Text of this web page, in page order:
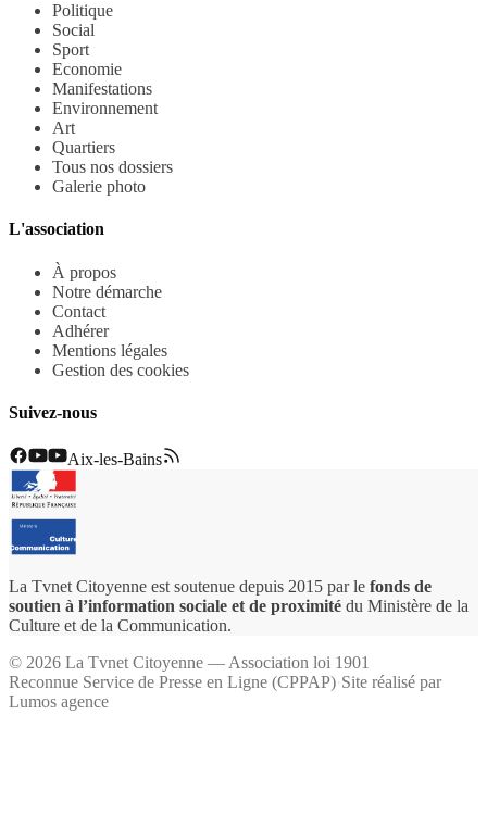
Politique
Social
Sport
Economie
Manifestations
Environnement
Art
Quartiers
Tous nos dossiers
Galerie photo
L'association
À propos
Notre démarche
Contact
Adhérer
Mentions légales
Gestion des cookies
Suivez-nous
Aix-les-Bains
La Tvnet Citoyenne est soutenue depuis 2015 par le fonds de
soutien à l’information sociale et de proximité du Ministère de la
Culture et de la Communication.
© 2026 La Tvnet Citoyenne — Association loi 1901
Reconnue Service de Presse en Ligne (CPPAP)·Site réalisé par
Lumos agence